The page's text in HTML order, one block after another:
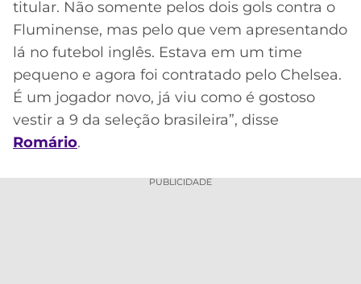
titular. Não somente pelos dois gols contra o
Fluminense, mas pelo que vem apresentando
lá no futebol inglês. Estava em um time
pequeno e agora foi contratado pelo Chelsea.
É um jogador novo, já viu como é gostoso
vestir a 9 da seleção brasileira”, disse
Romário.
PUBLICIDADE